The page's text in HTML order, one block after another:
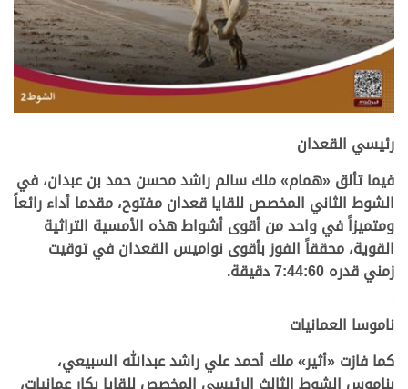
.
رئيسي القعدان
فيما تألق «همام» ملك سالم راشد محسن حمد بن عبدان، في
الشوط الثاني المخصص للقايا قعدان مفتوح، مقدما أداء رائعاً
ومتميزاً في واحد من أقوى أشواط هذه الأمسية التراثية
القوية، محققاً الفوز بأقوى نواميس القعدان في توقيت
زمني قدره 7:44:60 دقيقة.
ناموسا العمانيات
كما فازت «أثير»ملك أحمد علي راشد عبدالله السبيعي،